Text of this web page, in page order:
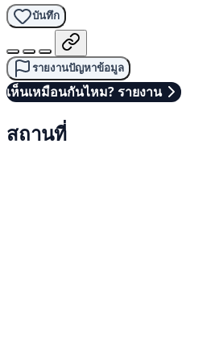
บันทึก
รายงานปัญหาข้อมูล
เห็นเหมือนกันไหม? รายงาน
สถานที่